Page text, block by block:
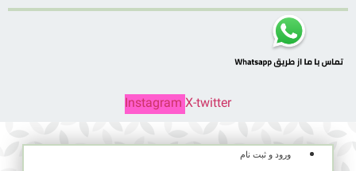
Instagram X-twitter
ورود و ثبت نام